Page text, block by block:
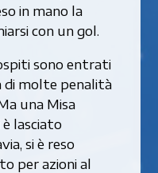
in mano la
con un gol.
sono entrati
di molte penalità
una Misa
è lasciato
si è reso
per azioni al